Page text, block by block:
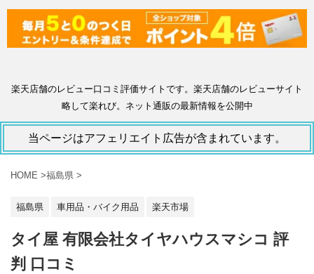
楽天店舗のレビュー口コミ評価サイトです。楽天店舗のレビューサイト
略して楽れび。ネット通販の最新情報を公開中
当ページはアフェリエイト広告が含まれています。
HOME >福島県 >
福島県 車用品・バイク用品 楽天市場
タイ屋 有限会社タイヤハウスマシコ 評
判 口コミ